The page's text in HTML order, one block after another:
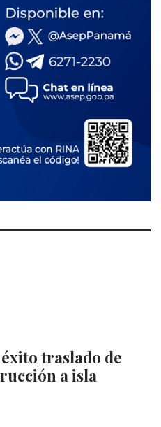
traslado de
a isla